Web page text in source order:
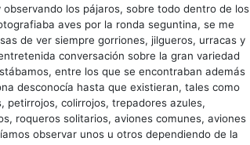
los pájaros, sobre todo dentro de los
aves por la ronda seguntina, se me
de ver siempre gorriones, jilgueros, urracas y
conversación sobre la gran variedad
entre los que se encontraban además
desconocía hasta que existieran, tales como
petirrojos, colirrojos, trepadores azules,
roqueros solitarios, aviones comunes, aviones
observar unos u otros dependiendo de la